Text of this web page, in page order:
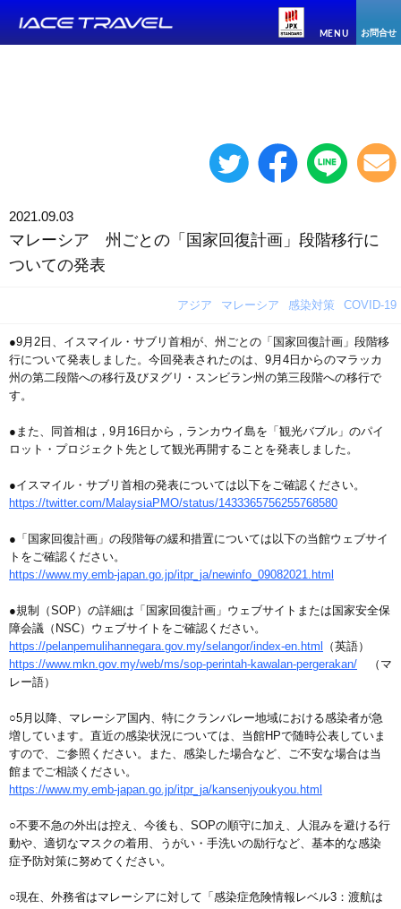
MENU お問合せ
2021.09.03
マレーシア 州ごとの「国家回復計画」段階移行に
ついての発表
アジア マレーシア 感染対策 COVID-19
●9月2日、イスマイル・サブリ首相が、州ごとの「国家回復計画」段階移
行について発表しました。今回発表されたのは、9月4日からのマラッカ
州の第二段階への移行及びヌグリ・スンビラン州の第三段階への移行で
す。
●また、同首相は，9月16日から，ランカウイ島を「観光バブル」のパイ
ロット・プロジェクト先として観光再開することを発表しました。
●イスマイル・サブリ首相の発表については以下をご確認ください。
https://twitter.com/MalaysiaPMO/status/1433365756255768580
●「国家回復計画」の段階毎の緩和措置については以下の当館ウェブサイ
トをご確認ください。
https://www.my.emb-japan.go.jp/itpr_ja/newinfo_09082021.html
●規制（SOP）の詳細は「国家回復計画」ウェブサイトまたは国家安全保
障会議（NSC）ウェブサイトをご確認ください。
https://pelanpemulihannegara.gov.my/selangor/index-en.html
（英語）
https://www.mkn.gov.my/web/ms/sop-perintah-kawalan-pergerakan/ （マ
レー語）
○5月以降、マレーシア国内、特にクランバレー地域における感染者が急
増しています。直近の感染状況については、当館HPで随時公表していま
すので、ご参照ください。また、感染した場合など、ご不安な場合は当
館までご相談ください。
https://www.my.emb-japan.go.jp/itpr_ja/kansenjyoukyou.html
○不要不急の外出は控え、今後も、SOPの順守に加え、人混みを避ける行
動や、適切なマスクの着用、うがい・手洗いの励行など、基本的な感染
症予防対策に努めてください。
○現在、外務省はマレーシアに対して「感染症危険情報レベル3：渡航は